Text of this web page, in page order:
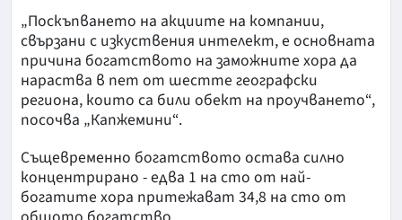
„Поскъпването на акциите на компании,
свързани с изкуствения интелект, е основната
причина богатството на заможните хора да
нараства в пет от шестте географски
региона, които са били обект на проучването“,
посочва „Капжемини“.
Същевременно богатството остава силно
концентрирано - едва 1 на сто от най-
богатите хора притежават 34,8 на сто от